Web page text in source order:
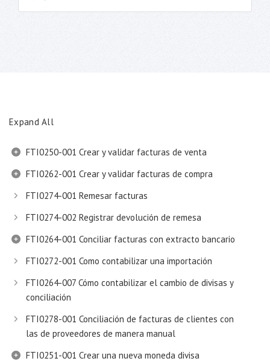
Expand All
FTI0250-001 Crear y validar facturas de venta
FTI0262-001 Crear y validar facturas de compra
FTI0274-001 Remesar facturas
FTI0274-002 Registrar devolución de remesa
FTI0264-001 Conciliar facturas con extracto bancario
FTI0272-001 Como contabilizar una importación
FTI0264-007 Cómo contabilizar el cambio de divisas y
conciliación
FTI0278-001 Conciliación de facturas de clientes con
las de proveedores de manera manual
FTI0251-001 Crear una nueva moneda divisa